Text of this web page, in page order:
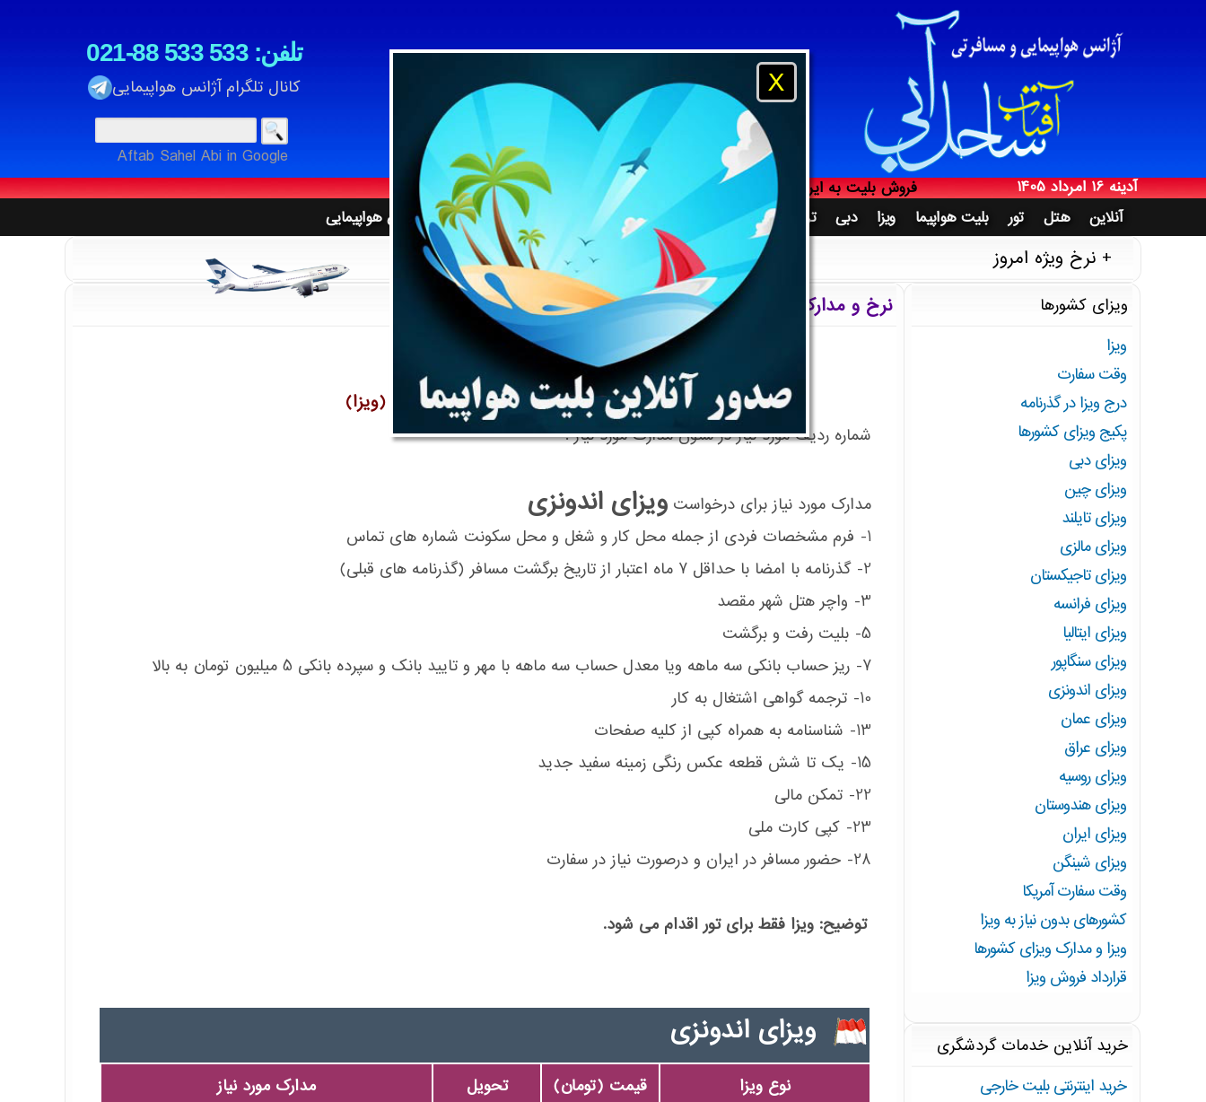
021-88 533 533 :تلفن
کانال تلگرام آژانس هواپیمایی
Aftab Sahel Abi in Google
آدینه 16 امرداد 1405
آژانس هواپیمایی و مسافرتی آفتاب ساحل آبی ، شرکت خدمات مسافرت هوایی و جهانگردی
فروش بلیت به ایرانیان خارج از کشور ، پرداخت پول توسط بانک و دریافت آنلاین بلیت
مجری مستقیم تور دبی ، رزور بهترین هتلهای دبی در سریعترین زمان و بهترین نرخ
صدور بلیت هواپیما و پروازهای داخلی و خارجی ، بلیتهای داخلی ایران ایر ، ماهان ، آسمان ، آتا ، قشم ، معراج ، تابان ، کارون ، زاگرس
خدمات آنلاین مسافرتی ، صدور بلیت هواپیما بصورت اینترنتی و پرداخت از طریق کارتهای شتاب بانکی
فروش بلیت خارجی ترکیش ، امارات ، قطری ، چاینا ساترن ، لوفتانزا ، ایر فلوت ، آلیتالیا ، اکراین ، عمان ، ایژین به شهرهای جهان
پرداخت از طریق سیستم بانکی و دریافت مدارک بدون مراجعه حضوری
مجری مستقیم تور دبی تایلند مالزی ترکیه چین ارمنستان روسیه بالی هند پوکت آنتالیا استانبول
اخذ وقت سفارت و وایز فیش بانکی و دریافت پاسپورت بدون حضور مجدد مسافر
آژانس هواپیمایی و مسافرتی آفتاب ساحل آبی ، شرکت خدمات مسافرت هوایی و جهانگردی
X
آنلاین هتل تور بلیت هواپیما ویزا دبی ترکیه تایلند چین راهنمای مسافر راهنمای آژانس آژانس هواپیمایی
نرخ ویژه امروز
نرخ و مدارک مورد نیاز ویزای اندونزی
مدارک مورد نیاز برای صدور روادید (ویزا)
شماره ردیف مورد نیاز در ستون مدارک مورد نیاز :
مدارک مورد نیاز برای درخواست ویزای اندونزی
1- فرم مشخصات فردی از جمله محل کار و شغل و محل سکونت شماره های تماس
2- گذرنامه با امضا با حداقل 7 ماه اعتبار از تاریخ برگشت مسافر (گذرنامه های قبلی)
3- واچر هتل شهر مقصد
5- بلیت رفت و برگشت
7- ریز حساب بانکی سه ماهه ویا معدل حساب سه ماهه با مهر و تایید بانک و سپرده بانکی 5 میلیون تومان به بالا
10- ترجمه گواهی اشتغال به کار
13- شناسنامه به همراه کپی از کلیه صفحات
15- یک تا شش قطعه عکس رنگی زمینه سفید جدید
22- تمکن مالی
23- کپی کارت ملی
28- حضور مسافر در ایران و درصورت نیاز در سفارت
توضیح: ویزا فقط برای تور اقدام می شود.
ویزای اندونزی
نوع ویزا قیمت (تومان) تحویل مدارک مورد نیاز
ویزای کشورها
ویزا
وقت سفارت
درج ویزا در گذرنامه
پکیج ویزای کشورها
ویزای دبی
ویزای چین
ویزای تایلند
ویزای مالزی
ویزای تاجیکستان
ویزای فرانسه
ویزای ایتالیا
ویزای سنگاپور
ویزای اندونزی
ویزای عمان
ویزای عراق
ویزای روسیه
ویزای هندوستان
ویزای ایران
ویزای شینگن
وقت سفارت آمریکا
کشورهای بدون نیاز به ویزا
ویزا و مدارک ویزای کشورها
قرارداد فروش ویزا
خرید آنلاین خدمات گردشگری
خرید اینترنتی بلیت خارجی